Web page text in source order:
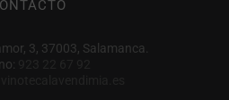
3, 37003, Salamanca.